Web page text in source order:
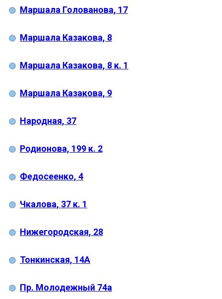
Маршала Голованова, 17
Маршала Казакова, 8
Маршала Казакова, 8 к. 1
Маршала Казакова, 9
Народная, 37
Родионова, 199 к. 2
Федосеенко, 4
Чкалова, 37 к. 1
Нижегородская, 28
Тонкинская, 14А
Пр. Молодежный 74а